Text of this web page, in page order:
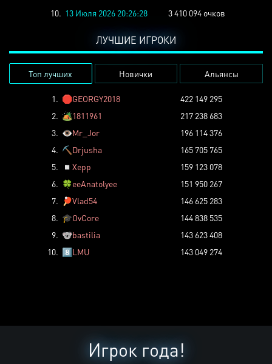
10. 13 Июля 2026 20:26:28 3 410 094 очков
ЛУЧШИЕ ИГРОКИ
Топ лучших Новички Альянсы
1. 🛑GEORGY2018
422 149 295
2. 🏕️1811961
217 238 683
3. 👁️Mr_Jor
196 114 376
4. ⛏️ Drjusha
165 705 765
5.
◽ Xepp
159 123 078
6. 🍀eeAnatolyee
151 950 267
7.
🏓Vlad54
146 625 283
8. 🎓OvCore
144 838 535
9. 🐨bastilia
143 623 408
10. 8️⃣LMU 143 049 274
Игрок года!